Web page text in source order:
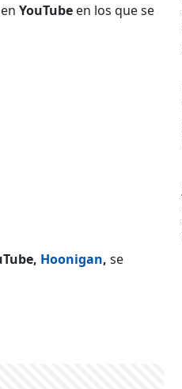
YouTube en los que se
Hoonigan, se